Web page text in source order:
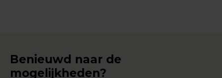
Benieuwd naar de
mogelijkheden?